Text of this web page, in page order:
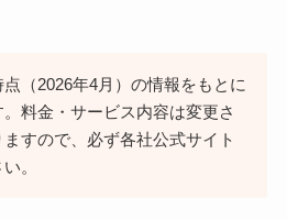
（2026年4月）の情報をもとに
料金・サービス内容は変更さ
すので、必ず各社公式サイト
。